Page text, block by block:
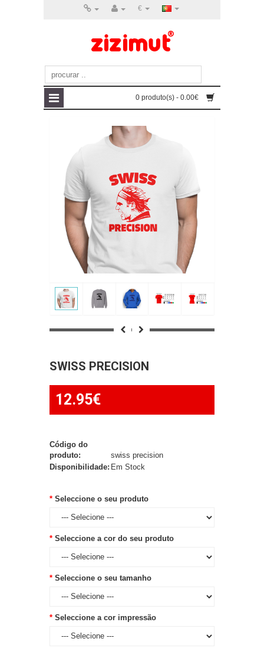
€
0 produto(s) - 0.00€
SWISS PRECISION
12.95€
Código do
produto:
swiss precision
Disponibilidade:Em Stock
Seleccione o seu produto
Seleccione a cor do seu produto
Seleccione o seu tamanho
Seleccione a cor impressão